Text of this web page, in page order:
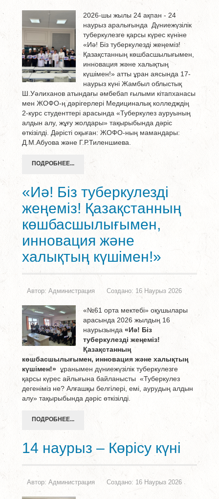
2026-шы жылы 24 ақпан - 24
наурыз аралығында Дүниежүзілік
туберкулезге қарсы күрес күніне
«Иә! Біз туберкулезді жеңеміз!
Қазақстанның көшбасшылығымен,
инновация және халықтың
күшімен!» атты ұран аясында 17-
наурыз күні Жамбыл облыстық
Ш.Уәлиханов атындағы әмбебап ғылыми кітапханасы
мен ЖОФО-ң дәрігерлері Медициналық колледждің
2-курс студенттері арасында «Туберкулез ауруының
алдын алу, жұғу жолдары» тақырыбында дәріс
өткізілді. Дәрісті оқыған: ЖОФО-ның мамандары:
Д.М.Абуова және Г.Р.Тиленшиева.
ПОДРОБНЕЕ...
«Иә! Біз туберкулезді
жеңеміз! Қазақстанның
көшбасшылығымен,
инновация және
халықтың күшімен!»
Автор: Администрация Создано: 16 Наурыз 2026
«№61 орта мектебі» оқушылары
арасында 2026 жылдың 16
наурызында«Иә! Біз
туберкулезді жеңеміз!
Қазақстанның
көшбасшылығымен, инновация және халықтың
күшімен!» ұранымен дүниежүзілік туберкулезге
қарсы күрес айлығына байланысты «Туберкулез
дегеніміз не? Алғашқы белгілері, емі, аурудың алдын
алу» тақырыбында дәріс өткізілді.
ПОДРОБНЕЕ...
14 наурыз – Көрісу күні
Автор: Администрация Создано: 16 Наурыз 2026